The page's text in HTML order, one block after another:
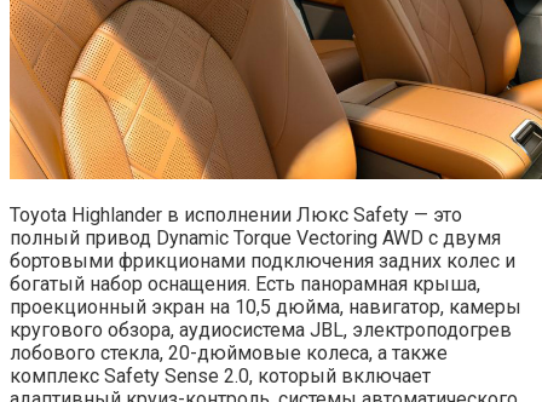
Toyota Highlander в исполнении Люкс Safety — это
полный привод Dynamic Torque Vectoring AWD с двумя
бортовыми фрикционами подключения задних колес и
богатый набор оснащения. Есть панорамная крыша,
проекционный экран на 10,5 дюйма, навигатор, камеры
кругового обзора, аудиосистема JBL, электроподогрев
лобового стекла, 20-дюймовые колеса, а также
комплекс Safety Sense 2.0, который включает